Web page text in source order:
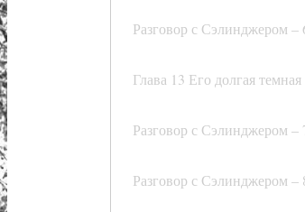
Разговор с Сэлинджером –
Глава 13 Его долгая
Разговор с Сэлинджером –
Разговор с Сэлинджером –